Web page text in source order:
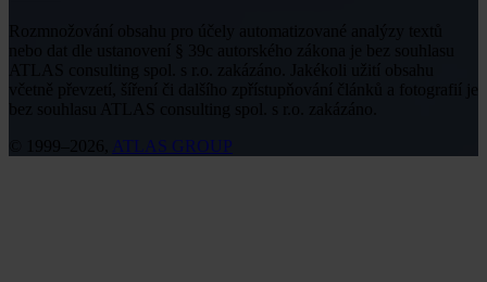
včetně převzetí, šíření či dalšího zpřístupňování článků a fotografií je
ATLAS GROUP